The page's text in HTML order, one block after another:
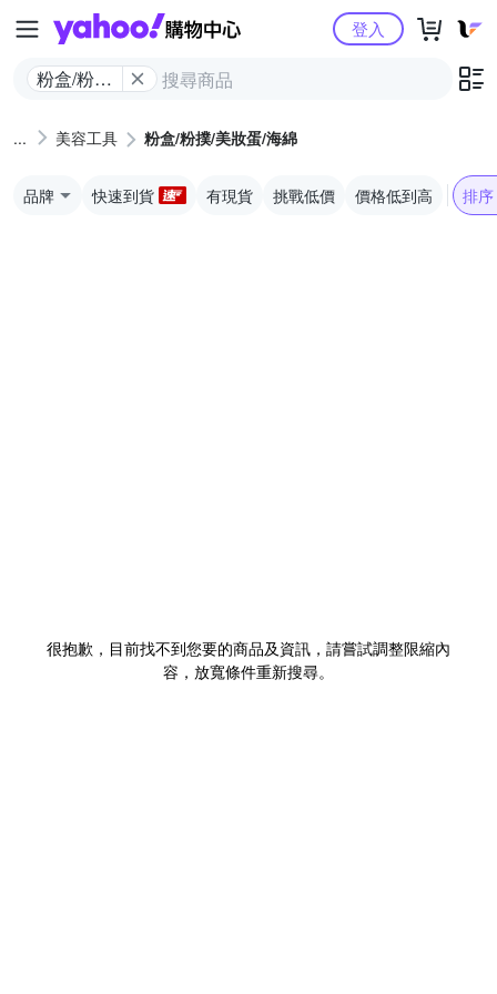
Yahoo購物中心
粉盒/粉撲/
綿
登入
美容工具 粉盒/粉撲/美妝蛋/海綿
品牌 快速到貨 有現貨 挑戰低價 價格低到高 排序
很抱歉，目前找不到您要的商品及資訊，請嘗試調整限縮內
容，放寬條件重新搜尋。